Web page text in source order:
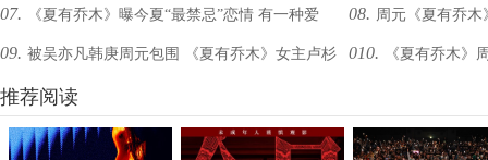
夏木：遇见你是青春的一场惊喜 力哪家强
07. 《夏有乔木》曝今夏“最禁忌”恋情 有一种爱
叫“永不放过”
08. 周元《夏有乔
09. 被吴亦凡韩庚周元包围 《夏有乔木》女主卢杉
主要看气质？
010. 《夏有乔木》
推荐阅读